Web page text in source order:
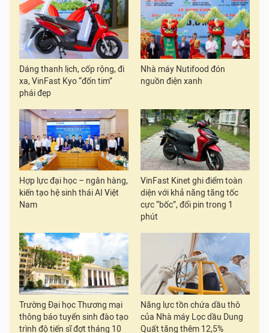
Dáng thanh lịch, cốp rộng, đi
xa, VinFast Kyo “đốn tim”
phái đẹp
Nhà máy Nutifood đón
nguồn điện xanh
Hợp lực đại học – ngân hàng,
kiến tạo hệ sinh thái AI Việt
Nam
VinFast Kinet ghi điểm toàn
diện với khả năng tăng tốc
cực “bốc”, đổi pin trong 1
phút
Trường Đại học Thương mại
thông báo tuyển sinh đào tạo
trình độ tiến sĩ đợt tháng 10
Năng lực tồn chứa dầu thô
của Nhà máy Lọc dầu Dung
Quất tăng thêm 12,5%